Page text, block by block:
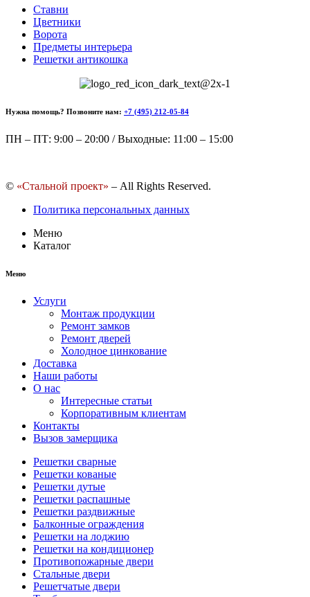
Ставни
Цветники
Ворота
Предметы интерьера
Решетки антикошка
Нужна помощь? Позвоните нам: +7 (495) 212-05-84
ПН – ПТ: 9:00 – 20:00 / Выходные: 11:00 – 15:00
© «Стальной проект» – All Rights Reserved.
Политика персональных данных
Меню
Каталог
Меню
Услуги
Монтаж продукции
Ремонт замков
Ремонт дверей
Холодное цинкование
Доставка
Наши работы
О нас
Интересные статьи
Корпоративным клиентам
Контакты
Вызов замерщика
Решетки сварные
Решетки кованые
Решетки дутые
Решетки распашные
Решетки раздвижные
Балконные ограждения
Решетки на лоджию
Решетки на кондиционер
Противопожарные двери
Стальные двери
Решетчатые двери